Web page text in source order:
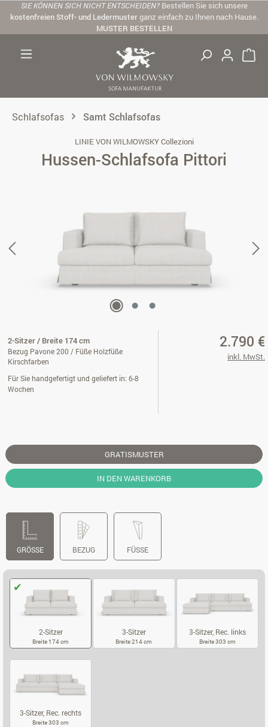
Zum Hauptinhalt springen
SIE KÖNNEN SICH NICHT ENTSCHEIDEN? Bestellen Sie sich unsere
kostenfreien Stoff- und Ledermusterganz einfach zu Ihnen nach Hause.
MUSTER BESTELLEN
Schlafsofas Samt Schlafsofas
LINIE VON WILMOWSKY Collezioni
Hussen-Schlafsofa Pittori
2-Sitzer / Breite 174 cm
Bezug Pavone 200 / Füße Holzfüße
Kirschfarben
Für Sie handgefertigt und geliefert in: 6-8
Wochen
2.790 €
inkl. MwSt.
GRATISMUSTER
IN DEN WARENKORB
GRÖSSE BEZUG FÜSSE
2-Sitzer
Breite 174 cm
3-Sitzer
Breite 214 cm
3-Sitzer, Rec. links
Breite 303 cm
3-Sitzer, Rec. rechts
Breite 303 cm